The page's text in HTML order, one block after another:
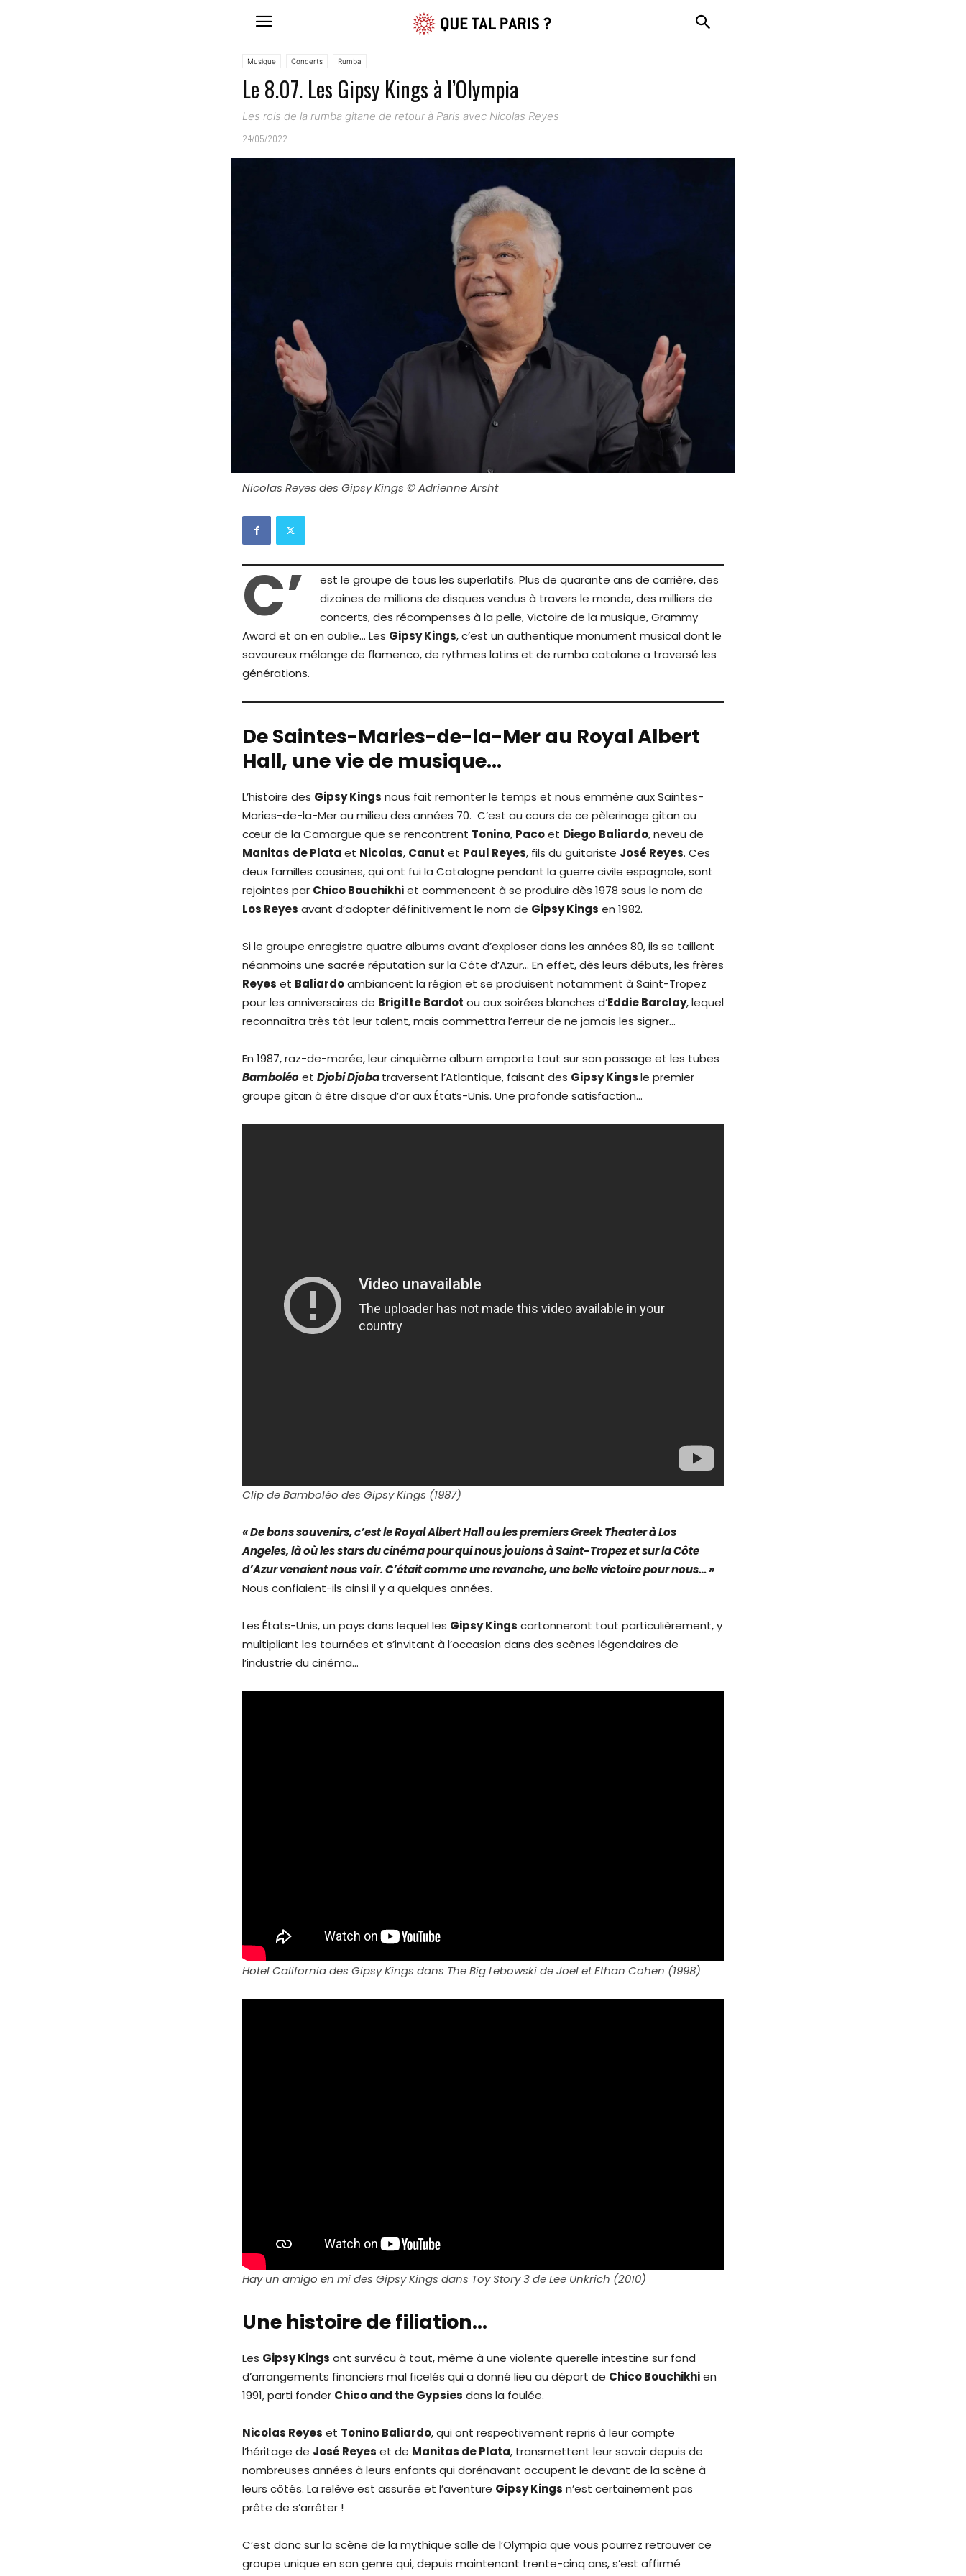
Musique Concerts Rumba
Le 8.07. Les Gipsy Kings à l’Olympia
Les rois de la rumba gitane de retour à Paris avec Nicolas Reyes
24/05/2022
Nicolas Reyes des Gipsy Kings © Adrienne Arsht
C’
est le groupe de tous les superlatifs. Plus de quarante ans de carrière, des
dizaines de millions de disques vendus à travers le monde, des milliers de
concerts, des récompenses à la pelle, Victoire de la musique, Grammy
Award et on en oublie… Les Gipsy Kings, c’est un authentique monument musical dont le
savoureux mélange de flamenco, de rythmes latins et de rumba catalane a traversé les
générations.
De Saintes-Maries-de-la-Mer au Royal Albert
Hall, une vie de musique…
L’histoire des Gipsy Kings nous fait remonter le temps et nous emmène aux Saintes-
Maries-de-la-Mer au milieu des années 70. C’est au cours de ce pèlerinage gitan au
cœur de la Camargue que se rencontrent Tonino, Pacoet Diego Baliardo, neveu de
Manitas de Plata et Nicolas, Canut et Paul Reyes, fils du guitariste José Reyes. Ces
deux familles cousines, qui ont fui la Catalogne pendant la guerre civile espagnole, sont
rejointes par Chico Bouchikhiet commencent à se produire dès 1978 sous le nom de
Los Reyes avant d’adopter définitivement le nom de Gipsy Kings en 1982.
Si le groupe enregistre quatre albums avant d’exploser dans les années 80, ils se taillent
néanmoins une sacrée réputation sur la Côte d’Azur… En effet, dès leurs débuts, les frères
Reyes et Baliardoambiancent la région et se produisent notamment à Saint-Tropez
pour les anniversaires de Brigitte Bardot ou aux soirées blanches d’Eddie Barclay, lequel
reconnaîtra très tôt leur talent, mais commettra l’erreur de ne jamais les signer…
En 1987, raz-de-marée, leur cinquième album emporte tout sur son passage et les tubes
Bamboléoet Djobi Djobatraversent l’Atlantique, faisant des Gipsy Kingsle premier
groupe gitan à être disque d’or aux États-Unis. Une profonde satisfaction…
Clip de Bamboléo des Gipsy Kings (1987)
« De bons souvenirs, c’est le Royal Albert Hall ou les premiers Greek Theater à Los
Angeles, là où les stars du cinéma pour qui nous jouions à Saint-Tropez et sur la Côte
d’Azur venaient nous voir. C’était comme une revanche, une belle victoire pour nous… »
Nous confiaient-ils ainsi il y a quelques années.
Les États-Unis, un pays dans lequel les Gipsy Kings cartonneront tout particulièrement, y
multipliant les tournées et s’invitant à l’occasion dans des scènes légendaires de
l’industrie du cinéma…
Hotel California des Gipsy Kings dans The Big Lebowski de Joel et Ethan Cohen (1998)
Hay un amigo en mi des Gipsy Kings dans Toy Story 3 de Lee Unkrich (2010)
Une histoire de filiation…
Les Gipsy Kings ont survécu à tout, même à une violente querelle intestine sur fond
d’arrangements financiers mal ficelés qui a donné lieu au départ de Chico Bouchikhien
1991, parti fonder Chico and the Gypsies dans la foulée.
Nicolas Reyes et Tonino Baliardo, qui ont respectivement repris à leur compte
l’héritage de José Reyes et de Manitas de Plata, transmettent leur savoir depuis de
nombreuses années à leurs enfants qui dorénavant occupent le devant de la scène à
leurs côtés. La relève est assurée et l’aventure Gipsy Kings n’est certainement pas
prête de s’arrêter !
C’est donc sur la scène de la mythique salle de l’Olympia que vous pourrez retrouver ce
groupe unique en son genre qui, depuis maintenant trente-cinq ans, s’est affirmé